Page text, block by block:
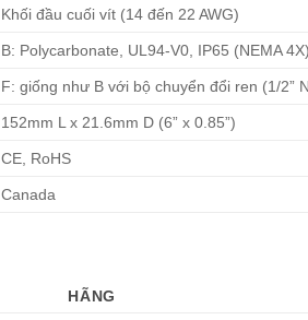
Khối đầu cuối vít (14 đến 22 AWG)
B: Polycarbonate, UL94-V0, IP65 (NEMA 4X)
F: giống như B với bộ chuyển đổi ren (1/2”
152mm L x 21.6mm D (6” x 0.85”)
CE, RoHS
Canada
HÃNG